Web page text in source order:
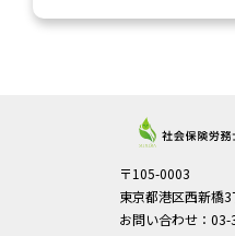
〒105-0003
東京都港区西新橋
お問い合わせ：03-